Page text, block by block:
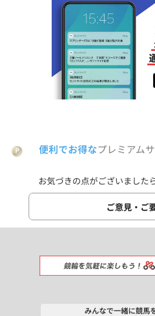
P 便利でお得なプレミアム
お気づきの点がございました
ご意見・ご
みんなで一緒に競馬